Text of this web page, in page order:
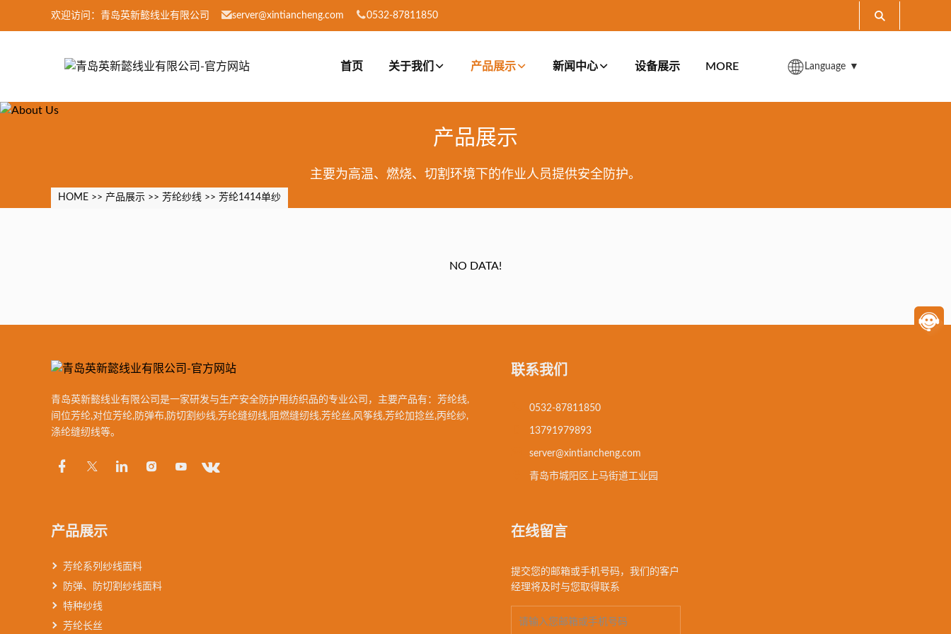
欢迎访问：青岛英新懿线业有限公司 server@xintiancheng.com 0532-87811850
首页 关于我们 产品展示 新闻中心 设备展示 MORE Language ▼
产品展示
主要为高温、燃烧、切割环境下的作业人员提供安全防护。
HOME >> 产品展示 >> 芳纶纱线 >> 芳纶1414单纱
NO DATA!
青岛英新懿线业有限公司是一家研发与生产安全防护用纺织品的专业公司，主要产品有：芳纶线,
间位芳纶,对位芳纶,防弹布,防切割纱线,芳纶缝纫线,阻燃缝纫线,芳纶丝,风筝线,芳纶加捻丝,丙纶纱,
涤纶缝纫线等。
联系我们
0532-87811850
13791979893
server@xintiancheng.com
青岛市城阳区上马街道工业园
产品展示
芳纶系列纱线面料
防弹、防切割纱线面料
特种纱线
芳纶长丝
在线留言
提交您的邮箱或手机号码，我们的客户
经理将及时与您取得联系